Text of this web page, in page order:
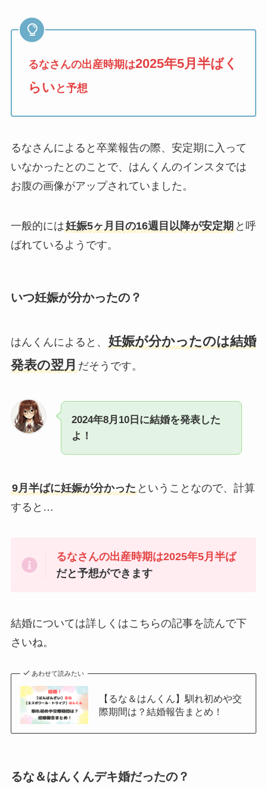
るなさんの出産時期は2025年5月半ばく
らい と予想
るなさんによると卒業報告の際、安定期に入って
いなかったとのことで、はんくんのインスタでは
お腹の画像がアップされていました。
一般的には妊娠5ヶ月目の16週目以降が安定期 と呼
ばれているようです。
いつ妊娠が分かったの？
はんくんによると、
妊娠が分かったのは結婚
発表の翌月 だそうです。
2024年8月10日に結婚を発表した
よ！
9月半ばに妊娠が分かった ということなので、計算
すると…
るなさんの出産時期は2025年5月半ば
だと予想ができます
結婚については詳しくはこちらの記事を読んで下
さいね。
あわせて読みたい
【るな＆はんくん】馴れ初めや交
際期間は？結婚報告まとめ！
るな＆はんくんデキ婚だったの？